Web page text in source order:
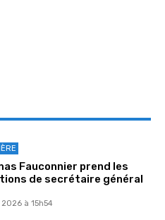
Fauconnier prend les
de secrétaire général
à 15h54